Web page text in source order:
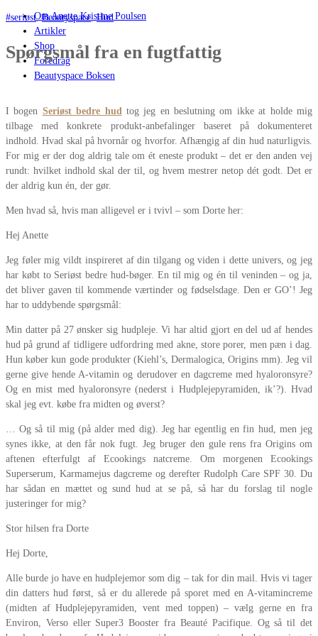
Om Anette Kristine Poulsen
Artikler
Shop
Foredrag
Beautyspace Boksen
#seriøst,Beautyspace,Hud
Spørgsmål fra en fugtfattig
I bogen Seriøst bedre hudtog jeg en beslutning om ikke at holde mig
tilbage med konkrete produkt-anbefalinger baseret på dokumenteret
indhold. Hvad skal på hvornår og hvorfor. Afhængig af din hud naturligvis.
For mig er der dog aldrig tale om ét eneste produkt – det er den anden vej
rundt: hvilket indhold skal der til, og hvem mestrer netop dét godt. Det er
der aldrig kun én, der gør.
Men hvad så, hvis man alligevel er i tvivl – som Dorte her:
Hej Anette
Jeg føler mig vildt inspireret af din tilgang og viden i dette univers, og jeg
har købt to Seriøst bedre hud-bøger. En til mig og én til veninden – og ja,
det bliver gaven til kommende værtinder og fødselsdage. Den er GO’! Jeg
har to uddybende spørgsmål:
Min datter på 27 ønsker sig hudpleje. Vi har altid gjort en del ud af hendes
hud på grund af tidligere udfordring med akne, store porer, men pæn i dag.
Hun køber kun gode produkter (Kiehl’s, Dermalogica, Origins mm). Jeg vil
gerne give hende A-vitamin og derudover en dagcreme med hyaloronsyre?
Og en mist med hyaloronsyre (nederst i Hudplejepyramiden, ik’?). Hvad
skal jeg evt. købe fra midten og øverst?
… Og så til mig (på alder med dig). Jeg har egentlig en fin hud, men jeg
synes ikke, at den får nok fugt. Jeg bruger den gule rens fra Origins om
aftenen efterfulgt af Ecookings natcreme. Om morgenen Ecookings
Superserum, Karmamejus dagcreme og derefter Rudolph Care SPF 30. Du
har sådan en mættet og sund hud at se på, så har du forslag til nogle
justeringer for mig?
Stor hilsen fra Dorte
Hej Dorte,
Alle burde jo have en hudplejemor som dig – tak for din mail. Hvis vi tager
din datters hud først, så er du allerede på sporet med en A-vitamincreme
(midten af Hudplejepyramiden, vent med toppen) – vælg gerne en fra
Environ, Verso eller Super3 Booster fra Beauté Pacifique. Og så til det